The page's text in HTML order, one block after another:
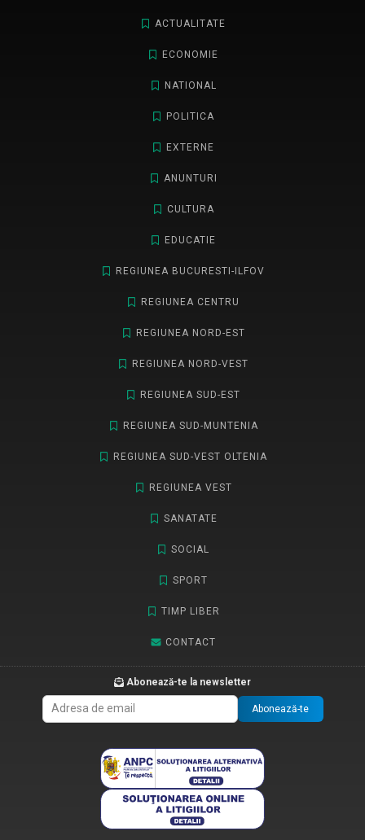
ACTUALITATE
ECONOMIE
NATIONAL
POLITICA
EXTERNE
ANUNTURI
CULTURA
EDUCATIE
REGIUNEA BUCURESTI-ILFOV
REGIUNEA CENTRU
REGIUNEA NORD-EST
REGIUNEA NORD-VEST
REGIUNEA SUD-EST
REGIUNEA SUD-MUNTENIA
REGIUNEA SUD-VEST OLTENIA
REGIUNEA VEST
SANATATE
SOCIAL
SPORT
TIMP LIBER
CONTACT
Abonează-te la newsletter
Abonează-te